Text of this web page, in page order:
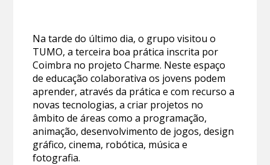
Na tarde do último dia, o grupo visitou o
TUMO, a terceira boa prática inscrita por
Coimbra no projeto Charme. Neste espaço
de educação colaborativa os jovens podem
aprender, através da prática e com recurso a
novas tecnologias, a criar projetos no
âmbito de áreas como a programação,
animação, desenvolvimento de jogos, design
gráfico, cinema, robótica, música e
fotografia.